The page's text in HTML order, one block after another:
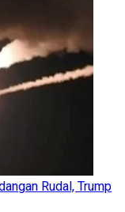
Rudal, Trump